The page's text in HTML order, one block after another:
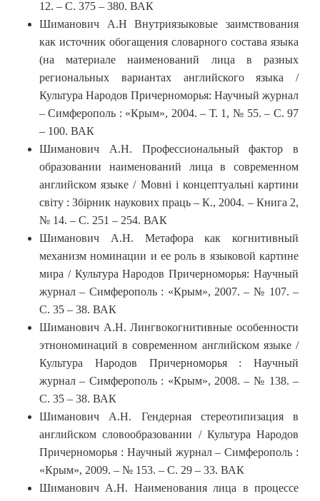
12. – С. 375 – 380. ВАК
Шиманович А.Н Внутриязыковые заимствования
как источник обогащения словарного состава языка
(на материале наименований лица в разных
региональных вариантах английского языка /
Культура Народов Причерноморья: Научный журнал
– Симферополь : «Крым», 2004. – Т. 1, № 55. – С. 97
– 100. ВАК
Шиманович А.Н. Профессиональный фактор в
образовании наименований лица в современном
английском языке / Мовні і концептуальні картини
світу : Збірник наукових праць – К., 2004. – Книга 2,
№ 14. – С. 251 – 254. ВАК
Шиманович А.Н. Метафора как когнитивный
механизм номинации и ее роль в языковой картине
мира / Культура Народов Причерноморья: Научный
журнал – Симферополь : «Крым», 2007. – № 107. –
С. 35 – 38. ВАК
Шиманович А.Н. Лингвокогнитивные особенности
этнономинаций в современном английском языке /
Культура Народов Причерноморья : Научный
журнал – Симферополь : «Крым», 2008. – № 138. –
С. 35 – 38. ВАК
Шиманович А.Н. Гендерная стереотипизация в
английском словообразовании / Культура Народов
Причерноморья : Научный журнал – Симферополь :
«Крым», 2009. – № 153. – С. 29 – 33. ВАК
Шиманович А.Н. Наименования лица в процессе